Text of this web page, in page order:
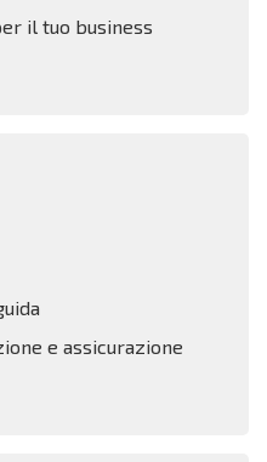
il tuo business
e assicurazione